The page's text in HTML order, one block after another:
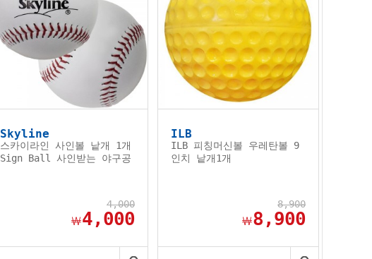
Skyline
스카이라인 사인볼 낱개 1개
Sign Ball 사인받는 야구공
4,000
￦4,000
ILB
ILB 피칭머신볼 우레탄볼 9
인치 낱개1개
8,900
￦8,900